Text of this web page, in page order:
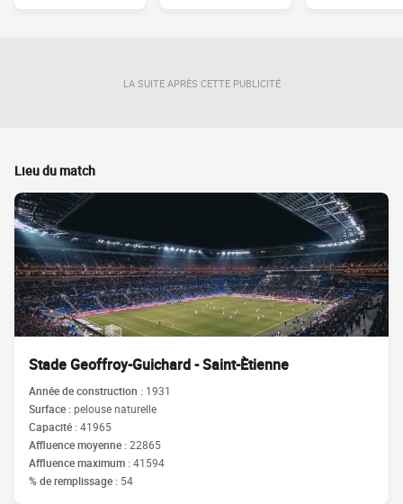
LA SUITE APRÈS CETTE PUBLICITÉ
Lieu du match
Stade Geoffroy-Guichard - Saint-Ètienne
Année de construction : 1931
Surface :pelouse naturelle
Capacité :41965
Affluence moyenne :22865
Affluence maximum :41594
% de remplissage : 54